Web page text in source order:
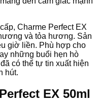
Charme Perfect EX
và tỏa hương. Sản
giờ liền. Phù hợp cho
những buổi hẹn hò
có thể tự tin xuất hiện
hút.
EX 50ml